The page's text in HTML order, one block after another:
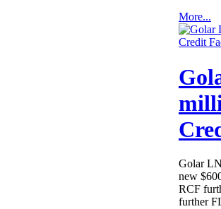
More...
Golar
new
RCF
further